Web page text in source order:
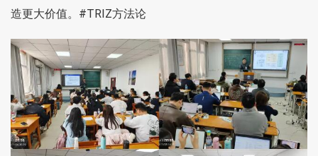
造更大价值。 #TRIZ方法论